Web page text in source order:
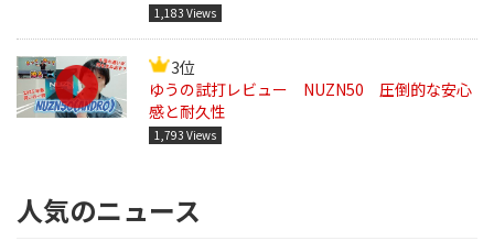
1,183 Views
3位
ゆうの試打レビュー NUZN50 圧倒的な安心
感と耐久性
1,793 Views
人気のニュース